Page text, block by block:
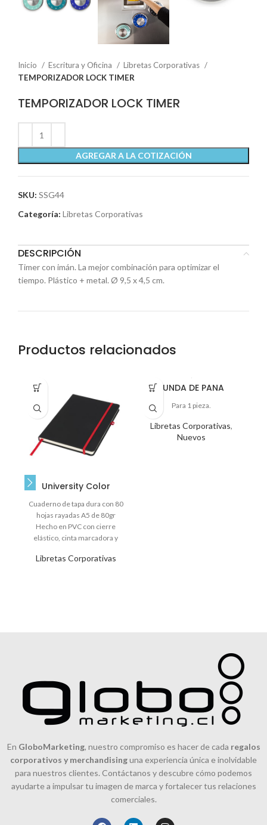
Inicio Escritura y Oficina
Libretas Corporativas
TEMPORIZADOR LOCK TIMER
TEMPORIZADOR LOCK TIMER
AGREGAR A LA COTIZACIÓN
SKU: SSG44
Categoría: Libretas Corporativas
DESCRIPCIÓN
Timer con imán. La mejor combinación para optimizar el
tiempo. Plástico + metal. Ø 9,5 x 4,5 cm.
Productos relacionados
University Color
Libretas Corporativas
Cuaderno de tapa dura con 80
hojas rayadas A5 de 80gr
Hecho en PVC con cierre
elástico, cinta marcadora y
FUNDA DE PANA
Libretas Corporativas,
Nuevos
Para 1 pieza.
En GloboMarketing, nuestro compromiso es hacer de cada regalos
corporativos y merchandisinguna experiencia única e inolvidable
para nuestros clientes. Contáctanos y descubre cómo podemos
ayudarte a impulsar tu imagen de marca y fortalecer tus relaciones
comerciales.